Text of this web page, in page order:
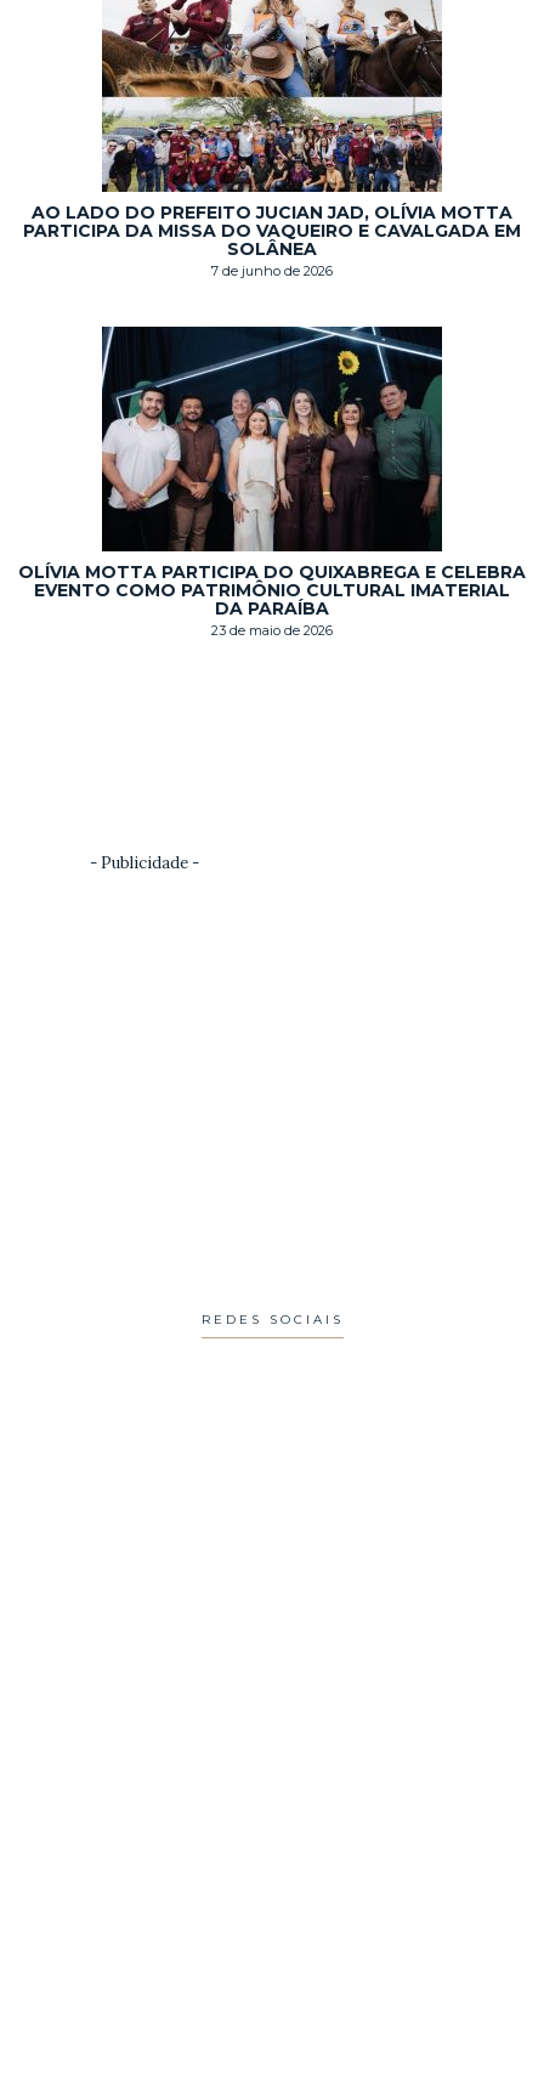
AO LADO DO PREFEITO JUCIAN JAD, OLÍVIA MOTTA
PARTICIPA DA MISSA DO VAQUEIRO E CAVALGADA EM
SOLÂNEA
7 de junho de 2026
OLÍVIA MOTTA PARTICIPA DO QUIXABREGA E CELEBRA
EVENTO COMO PATRIMÔNIO CULTURAL IMATERIAL
DA PARAÍBA
23 de maio de 2026
- Publicidade -
REDES SOCIAIS